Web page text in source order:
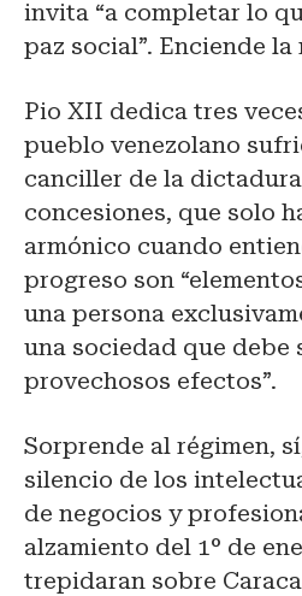
invita “a completar lo
paz social”. Enciende la
Pio XII dedica tres
pueblo venezolano
canciller de la
concesiones, que solo
armónico cuando
progreso son
una persona
una sociedad que debe
provechosos efectos”.
Sorprende al régimen,
silencio de los
de negocios y
alzamiento del 1° de
trepidaran sobre